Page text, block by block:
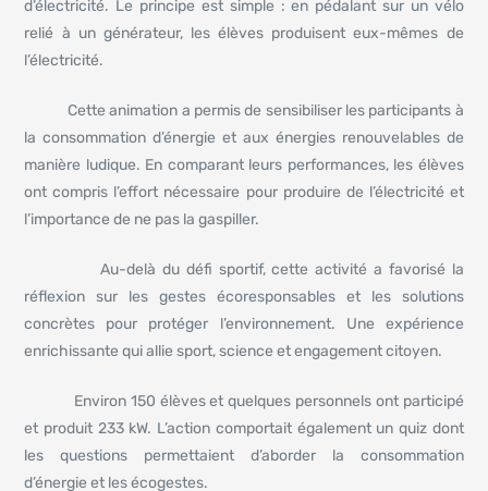
d’électricité. Le principe est simple : en pédalant sur un vélo
relié à un générateur, les élèves produisent eux-mêmes de
l’électricité.
Cette animation a permis de sensibiliser les participants à
la consommation d’énergie et aux énergies renouvelables de
manière ludique. En comparant leurs performances, les élèves
ont compris l’effort nécessaire pour produire de l’électricité et
l’importance de ne pas la gaspiller.
Au-delà du défi sportif, cette activité a favorisé la
réflexion sur les gestes écoresponsables et les solutions
concrètes pour protéger l’environnement. Une expérience
enrichissante qui allie sport, science et engagement citoyen.
Environ 150 élèves et quelques personnels ont participé
et produit 233 kW. L’action comportait également un quiz dont
les questions permettaient d’aborder la consommation
d’énergie et les écogestes.